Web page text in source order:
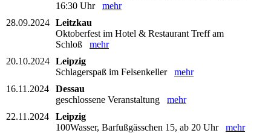
16:30 Uhr mehr
28.09.2024 Leitzkau
Oktoberfest im Hotel & Restaurant Treff am
Schloß mehr
20.10.2024 Leipzig
Schlagerspaß im Felsenkeller mehr
16.11.2024
Dessau
geschlossene Veranstaltung mehr
22.11.2024
Leipzig
100Wasser, Barfußgässchen 15, ab 20 Uhr mehr